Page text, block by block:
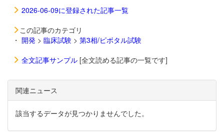
2026-06-09に登録された記事一覧
この記事のカテゴリ
・ 開発 > 臨床試験 > 第3相/ピボタル試験
全文記事サンプル [全文読める記事の一覧です]
関連ニュース
該当するデータが見つかりませんでした。